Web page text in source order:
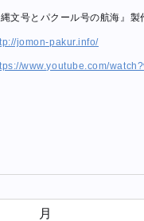
縄文号とパクール号の航海』製
jomon-pakur.info/
www.youtube.com/
月